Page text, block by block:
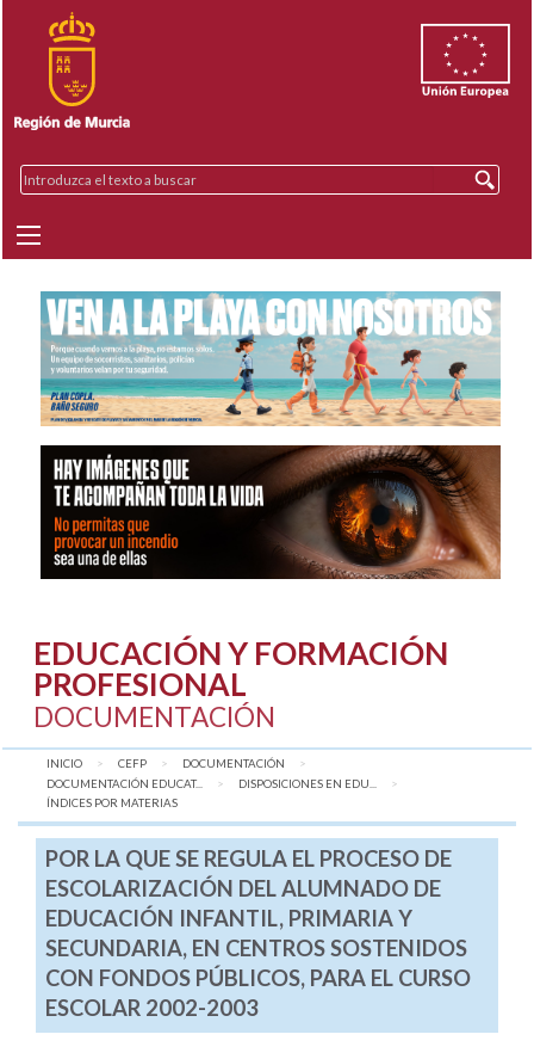
EDUCACIÓN Y FORMACIÓN
PROFESIONAL
DOCUMENTACIÓN
INICIO CEFP
DOCUMENTACIÓN
DOCUMENTACIÓN EDUCAT...
DISPOSICIONES EN EDU...
AQUÍ:
ÍNDICES POR MATERIAS
POR LA QUE SE REGULA EL PROCESO DE
ESCOLARIZACIÓN DEL ALUMNADO DE
EDUCACIÓN INFANTIL, PRIMARIA Y
SECUNDARIA, EN CENTROS SOSTENIDOS
CON FONDOS PÚBLICOS, PARA EL CURSO
ESCOLAR 2002-2003